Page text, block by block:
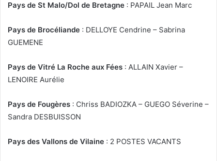
Pays de St Malo/Dol de Bretagne : PAPAIL Jean Marc
Pays de Brocéliande : DELLOYE Cendrine – Sabrina
GUEMENE
Pays de Vitré La Roche aux Fées : ALLAIN Xavier –
LENOIRE Aurélie
Pays de Fougères : Chriss BADIOZKA – GUEGO Séverine –
Sandra DESBUISSON
Pays des Vallons de Vilaine : 2 POSTES VACANTS